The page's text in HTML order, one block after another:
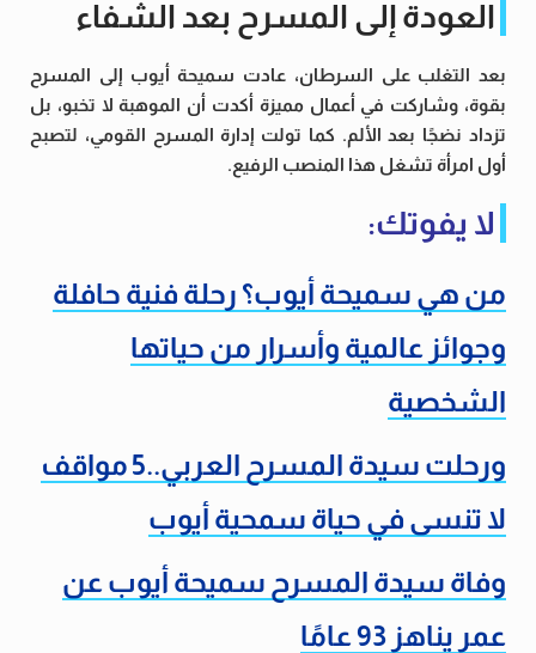
العودة إلى المسرح بعد الشفاء
بعد التغلب على السرطان، عادت سميحة أيوب إلى المسرح
بقوة، وشاركت في أعمال مميزة أكدت أن الموهبة لا تخبو، بل
تزداد نضجًا بعد الألم. كما تولت إدارة المسرح القومي، لتصبح
أول امرأة تشغل هذا المنصب الرفيع.
لا يفوتك:
من هي سميحة أيوب؟ رحلة فنية حافلة
وجوائز عالمية وأسرار من حياتها
الشخصية
ورحلت سيدة المسرح العربي..5 مواقف
لا تنسى في حياة سمحية أيوب
وفاة سيدة المسرح سميحة أيوب عن
عمر يناهز 93 عامًا